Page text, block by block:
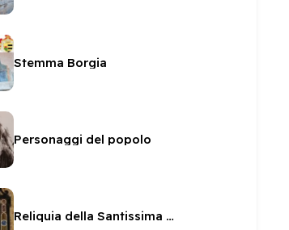
Stemma Borgia
Personaggi del popolo
Reliquia della Santissima Icona